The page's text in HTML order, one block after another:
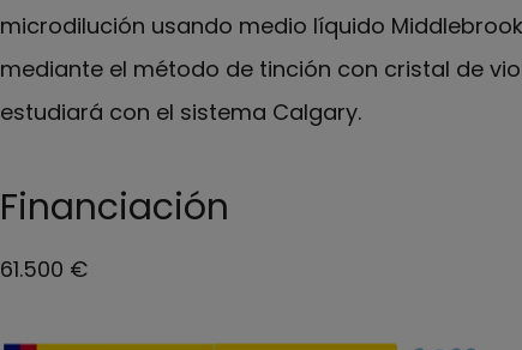
microdilución usando medio líquido
mediante el método de tinción con cristal de
estudiará con el sistema Calgary.
Financiación
61.500 €